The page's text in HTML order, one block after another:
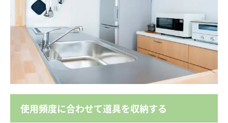
使用頻度に合わせて道具を収納する